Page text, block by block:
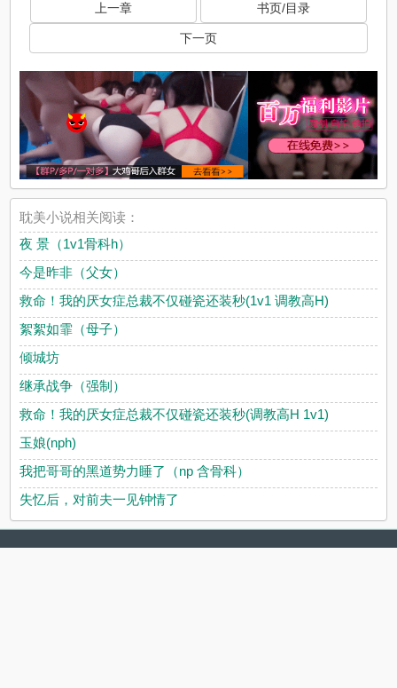
上一章 书页/目录
下一页
耽美小说相关阅读：
夜 景（1v1骨科h）
今是昨非（父女）
救命！我的厌女症总裁不仅碰瓷还装秒(1v1 调教高H)
絮絮如霏（母子）
倾城坊
继承战争（强制）
救命！我的厌女症总裁不仅碰瓷还装秒(调教高H 1v1)
玉娘(nph)
我把哥哥的黑道势力睡了（np 含骨科）
失忆后，对前夫一见钟情了